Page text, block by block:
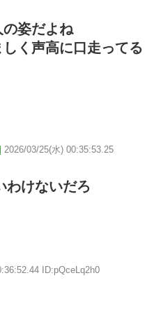
姿だよね
く声高に口走ってる
2026/03/25(水) 00:35:53.25
わけないだろ
ID:pQceLq2h0